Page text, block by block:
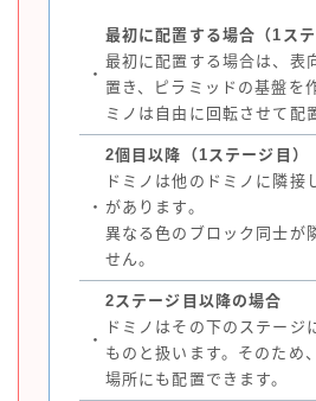
・
最初に配置する場合（1ステ
最初に配置する場合は、表
置き、ピラミッドの基盤を
ミノは自由に回転させて配
・
2個目以降（1ステージ目）
ドミノは他のドミノに隣接
があります。
異なる色のブロック同士が
せん。
・
2ステージ目以降の場合
ドミノはその下のステージ
ものと扱います。そのため
場所にも配置できます。